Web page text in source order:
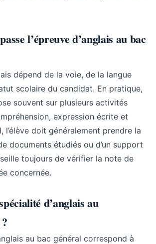
l’épreuve d’anglais au bac
dépend de la voie, de la langue
scolaire du candidat. En pratique,
souvent sur plusieurs activités
expression écrite et
l’élève doit généralement prendre la
documents étudiés ou d’un support
toujours de vérifier la note de
concernée.
d’anglais au
au bac général correspond à